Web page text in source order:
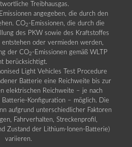
Treibhausgas.
angegeben, die durch den
CO2 -Emissionen, die durch die
des PKW sowie des Kraftstoffes
oder vermieden werden,
der CO2 -Emissionen gemäß WLTP
berücksichtigt.
Light Vehicles Test Procedure
Batterie eine Reichweite bis zur
elektrischen Reichweite – je nach
Konfiguration – möglich. Die
aufgrund unterschiedlicher Faktoren
Fahrverhalten, Streckenprofil,
Zustand der Lithium-Ionen-Batterie)
variieren.